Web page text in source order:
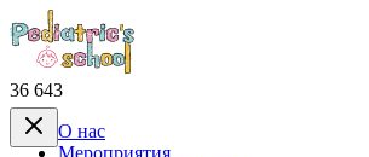
36 643
О нас
Mероприятия